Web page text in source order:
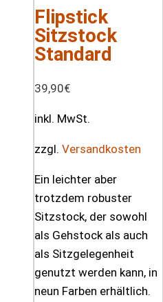
Flipstick
Sitzstock
Standard
39,90€
inkl. MwSt.
zzgl. Versandkosten
Ein leichter aber
trotzdem robuster
Sitzstock, der sowohl
als Gehstock als auch
als Sitzgelegenheit
genutzt werden kann, in
neun Farben erhältlich.